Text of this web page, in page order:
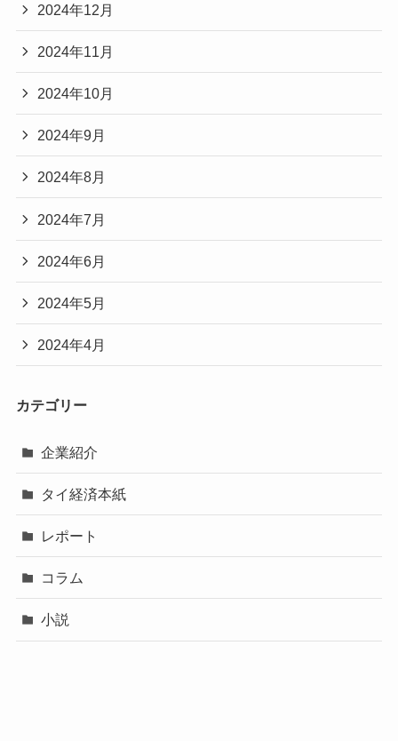
2024年12月
2024年11月
2024年10月
2024年9月
2024年8月
2024年7月
2024年6月
2024年5月
2024年4月
カテゴリー
企業紹介
タイ経済本紙
レポート
コラム
小説